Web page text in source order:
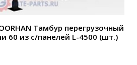
Тамбур перегрузочный
60 из с/панелей L-4500 (шт.)